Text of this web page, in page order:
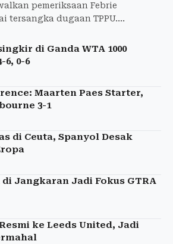
pemeriksaan Febrie
tersangka dugaan TPPU.
di Ganda WTA 1000
0-6
Maarten Paes Starter,
3-1
di Ceuta, Spanyol Desak
Jangkaran Jadi Fokus GTRA
ke Leeds United, Jadi